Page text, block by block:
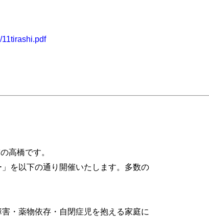
高橋です。
を以下の通り開催いたします。多数の
・薬物依存・自閉症児を抱える家庭に